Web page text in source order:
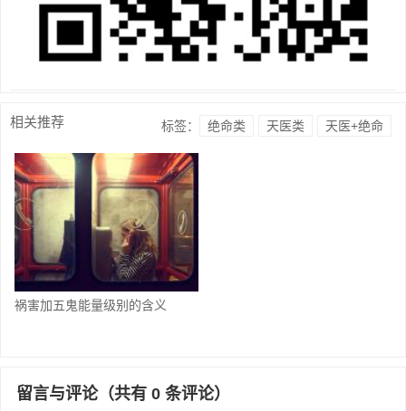
相关推荐 标签： 绝命类 天医类 天医+绝命
祸害加五鬼能量级别的含义
留言与评论（共有 0 条评论）